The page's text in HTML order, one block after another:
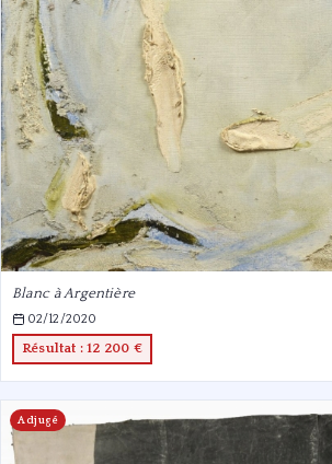
Blanc à Argentière
02/12/2020
Résultat : 12 200 €
Adjugé